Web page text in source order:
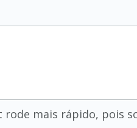
rode mais rápido, pois